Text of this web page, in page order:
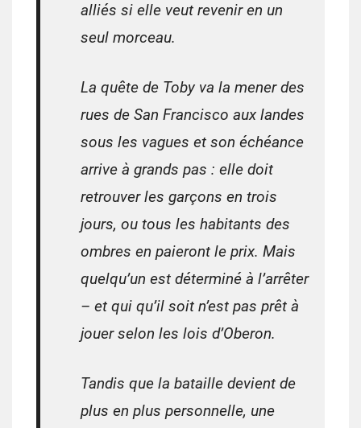
alliés si elle veut revenir en un
seul morceau.
La quête de Toby va la mener des
rues de San Francisco aux landes
sous les vagues et son échéance
arrive à grands pas : elle doit
retrouver les garçons en trois
jours, ou tous les habitants des
ombres en paieront le prix. Mais
quelqu’un est déterminé à l’arrêter
– et qui qu’il soit n’est pas prêt à
jouer selon les lois d’Oberon.
Tandis que la bataille devient de
plus en plus personnelle, une